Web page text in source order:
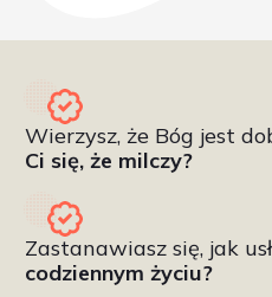
Wierzysz, że Bóg jest
Ci się, że milczy?
Zastanawiasz się, jak
codziennym życiu?